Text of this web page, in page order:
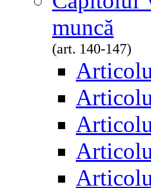
muncă
(art. 140-147)